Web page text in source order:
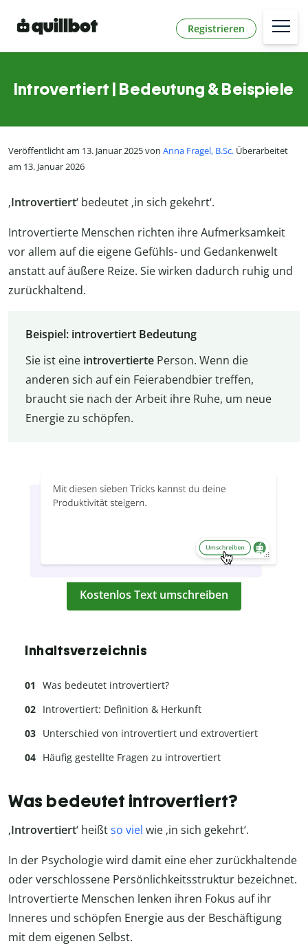
Registrieren
Introvertiert | Bedeutung & Beispiele
Veröffentlicht am 13. Januar 2025 von Anna Fragel, B.Sc. Überarbeitet
am 13. Januar 2026
‚Introvertiert‘ bedeutet ‚in sich gekehrt‘.
Introvertierte Menschen richten ihre Aufmerksamkeit
vor allem auf die eigene Gefühls- und Gedankenwelt
anstatt auf äußere Reize. Sie wirken dadurch ruhig und
zurückhaltend.
Beispiel: introvertiert Bedeutung
Sie ist eine introvertiertePerson. Wenn die
anderen sich auf ein Feierabendbier treffen,
braucht sie nach der Arbeit ihre Ruhe, um neue
Energie zu schöpfen.
Kostenlos Text umschreiben
Inhaltsverzeichnis
Was bedeutet introvertiert?
Introvertiert: Definition & Herkunft
Unterschied von introvertiert und extrovertiert
Häufig gestellte Fragen zu introvertiert
Was bedeutet introvertiert?
‚Introvertiert‘ heißtso viel wie ‚in sich gekehrt‘.
In der Psychologie wird damit eine eher zurückhaltende
oder verschlossene Persönlichkeitsstruktur bezeichnet.
Introvertierte Menschen lenken ihren Fokus auf ihr
Inneres und schöpfen Energie aus der Beschäftigung
mit dem eigenen Selbst.